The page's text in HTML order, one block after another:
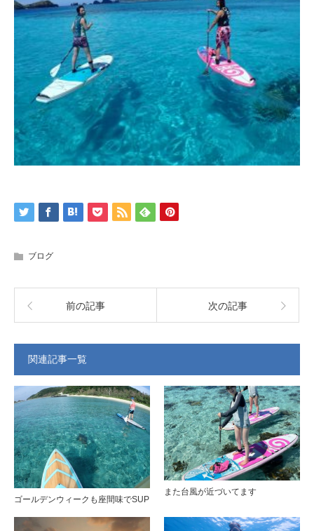
ブログ
前の記事 次の記事
関連記事一覧
ゴールデンウィークも座間味でSUP
また台風が近づいてます